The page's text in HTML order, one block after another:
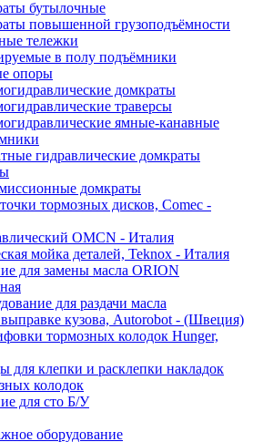
бутылочные
повышенной грузоподъёмности
тележки
в полу подъёмники
опоры
домкраты
траверсы
ямные-канавные
гидравлические домкраты
домкраты
тормозных дисков, Comec -
OMCN - Италия
мойка деталей, Teknox - Италия
для замены масла ORION
для раздачи масла
кузова, Autorobot - (Швеция)
тормозных колодок Hunger,
для клепки и расклепки накладок
колодок
для сто Б/У
оборудование